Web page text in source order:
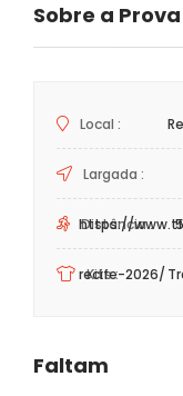
Sobre a Prova
Local :
Largada :
https://
recife-2026/
Distância :
Kits :
Faltam